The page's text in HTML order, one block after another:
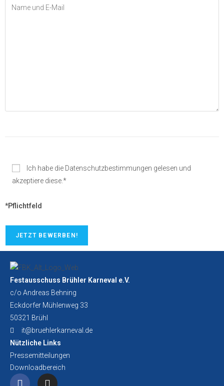
Ich habe die Datenschutzbestimmungen gelesen und
akzeptiere diese.*
*Pflichtfeld
Festausschuss Brühler Karneval e.V.
c/o Andreas Behning
Eckdorfer Mühlenweg 33
50321 Brühl
it@bruehlerkarneval.de
Nützliche Links
Pressemitteilungen
Downloadbereich